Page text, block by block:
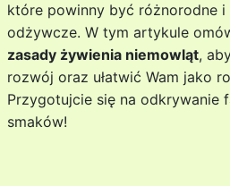
które powinny być różnorodne i
odżywcze. W tym artykule
zasady żywienia niemowląt,
rozwój oraz ułatwić Wam jako
Przygotujcie się na odkrywanie
smaków!